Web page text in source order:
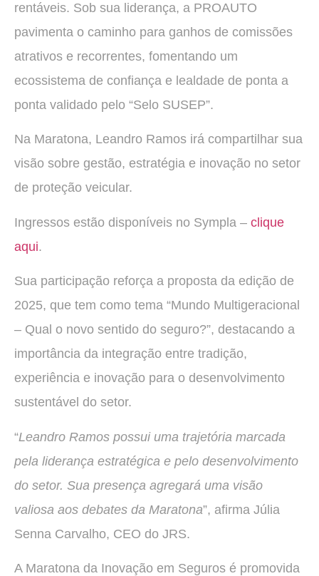
rentáveis. Sob sua liderança, a PROAUTO
pavimenta o caminho para ganhos de comissões
atrativos e recorrentes, fomentando um
ecossistema de confiança e lealdade de ponta a
ponta validado pelo “Selo SUSEP”.
Na Maratona, Leandro Ramos irá compartilhar sua
visão sobre gestão, estratégia e inovação no setor
de proteção veicular.
Ingressos estão disponíveis no Sympla – clique
aqui.
Sua participação reforça a proposta da edição de
2025, que tem como tema “Mundo Multigeracional
– Qual o novo sentido do seguro?”, destacando a
importância da integração entre tradição,
experiência e inovação para o desenvolvimento
sustentável do setor.
“Leandro Ramos possui uma trajetória marcada
pela liderança estratégica e pelo desenvolvimento
do setor. Sua presença agregará uma visão
valiosa aos debates da Maratona”, afirma Júlia
Senna Carvalho, CEO do JRS.
A Maratona da Inovação em Seguros é promovida